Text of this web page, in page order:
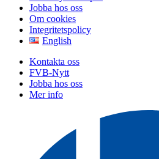
Jobba hos oss
Om cookies
Integritetspolicy
English
Kontakta oss
FVB-Nytt
Jobba hos oss
Mer info